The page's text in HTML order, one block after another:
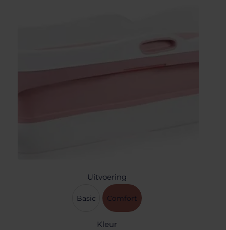
Uitvoering
Basic Comfort
Kleur